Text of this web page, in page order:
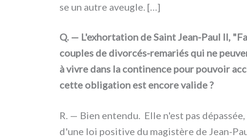
se un autre aveu­gle. […]
Q. — L'exhortation de Saint Jean-Paul II,
cou­ples de divorcés-remariés qui ne
à vivre dans la con­ti­nen­ce pour pou­voir
cet­te obli­ga­tion est enco­re vali­de ?
R. — Bien enten­du. Elle n'est pas
d'une loi posi­ti­ve du magi­stè­re de Jean-